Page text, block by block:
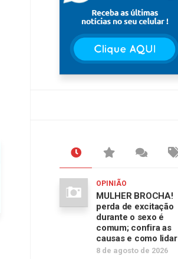
OPINIÃO
MULHER BROCHA!
perda de excitação
durante o sexo é
comum; confira as
causas e como lidar
8 de agosto de 2026